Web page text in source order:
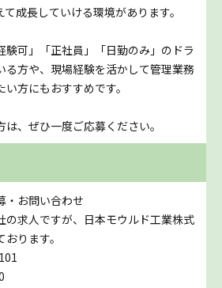
成長していける環境があります。
験可」「正社員」「日勤のみ」のドラ
る方や、現場経験を活かして管理業務
方にもおすすめです。
、ぜひ一度ご応募ください。
お問い合わせ
の求人ですが、日本モウルド工業株式
ります。